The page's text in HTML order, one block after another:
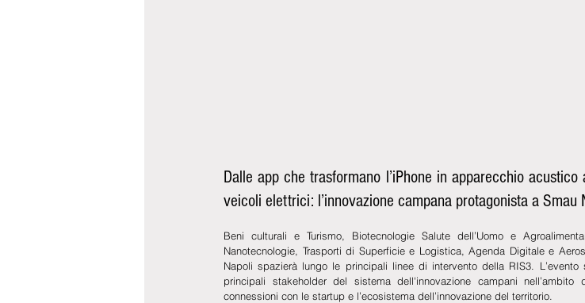
Dalle app che trasformano l’iPhone in apparecchio
veicoli elettrici: l’innovazione campana protagonista a Smau
Beni culturali e Turismo, Biotecnologie Salute dell’Uomo e
Nanotecnologie, Trasporti di Superficie e Logistica, Agenda Digitale e
Napoli spazierà lungo le principali linee di intervento della RIS3.
principali stakeholder del sistema dell'innovazione campani
connessioni con le startup e l’ecosistema dell’innovazione del territorio.